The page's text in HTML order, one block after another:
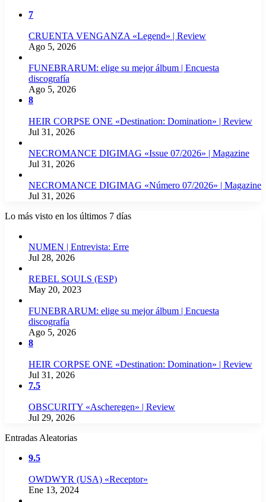
7
CRUENTA VENGANZA «Legend» | Review
Ago 5, 2026
FUNEBRARUM: elige su mejor álbum | Encuesta
discografía
Ago 5, 2026
8
HEIR CORPSE ONE «Destination: Domination» | Review
Jul 31, 2026
NECROMANCE DIGIMAG «Issue 07/2026» | Magazine
Jul 31, 2026
NECROMANCE DIGIMAG «Número 07/2026» | Magazine
Jul 31, 2026
Lo más visto en los últimos 7 días
NUMEN | Entrevista: Erre
Jul 28, 2026
REBEL SOULS (ESP)
May 20, 2023
FUNEBRARUM: elige su mejor álbum | Encuesta
discografía
Ago 5, 2026
8
HEIR CORPSE ONE «Destination: Domination» | Review
Jul 31, 2026
7.5
OBSCURITY «Ascheregen» | Review
Jul 29, 2026
Entradas Aleatorias
9.5
OWDWYR (USA) «Receptor»
Ene 13, 2024